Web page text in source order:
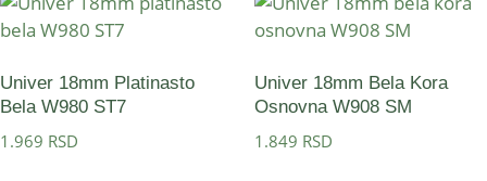
Univer 18mm Platinasto
Bela W980 ST7
1.969 RSD
Univer 18mm Bela Kora
Osnovna W908 SM
1.849 RSD